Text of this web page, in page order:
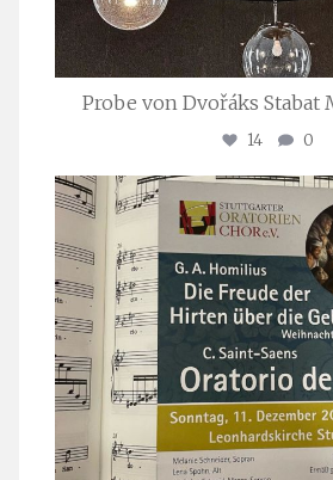
Probe von Dvořáks Stabat
14 0
Nov. 29